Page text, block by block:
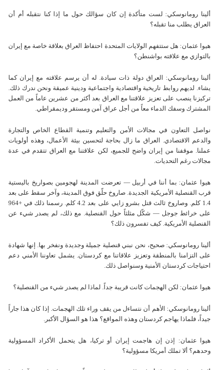
ألينا رومانوسكي: لست متأكدة إن كان سؤالك حول ما إذا كنا نتقبله أم أن
العراق يطلب منا تقبله؟
هيوا عثمان: هل ستتفهم الولايات المتحدة احتفاظ العراق بعلاقة خاصة مع إيران
بالتوازي مع علاقته بواشنطن؟
ألينا رومانوسكي: العراق دولة ذات سيادة. له أن يرسم علاقته مع إيران كما
يشاء. لديهم روابط تاريخية واقتصادية واجتماعية ودينية عميقة ونحن ندرك ذلك.
تركيزنا ينصب على تعزيز علاقتنا مع العراق بعد أكثر من عشرين عاماً من العمل
المشترك وسفك الدماء معاً من أجل عراق آمن ومستقر وديمقراطي.
نواصل التعاون في مجالات الأمن والتعليم وتنمية القطاع الخاص والتجارة
والدعم الاقتصادي. العراق ما زال بحاجة لتحسين بيئة الأعمال، وهذه أولويات
عملنا. موقفنا من إيران واضح للجميع، لكن علاقتنا مع العراق تتقدم في عدة
مجالات رغم التحديات.
هيوا عثمان: بما أننا في أربيل — تعرضت المدينة لهجومين بصواريخ باليستية
قرب القنصلية الأمريكية الجديدة. صاروخ حلّق فوق المدينة، وآخر سقط على بعد
1.4 كلم. وصاروخ ثالث قتل بشرو زايي على بعد 4.2 كلم. رسمنا ذلك في +964
على خرائط جوجل — شكّل مثلثاً حول القنصلية. مع ذلك، لم يصدر شيء عن
القنصلية الأمريكية. كيف تفسرون ذلك؟
ألينا رومانوسكي: صحيح، نحن نبني قنصلية جميلة وجديدة ونفخر بها. إنها شهادة
على التزامنا بالمنطقة وتعزيز علاقاتنا مع كردستان. يشمل تعاوننا الأمني دعم
احتياجات كردستان الأمنية وسنواصل ذلك.
هيوا عثمان: لكن الهجمات كانت قريبة جداً. لماذا لم يصدر شيء من القنصلية؟
ألينا رومانوسكي: الأهم أن نتساءل من يقف وراء تلك الهجمات. إذا كان هذا جاراً
جيداً، فلماذا يهاجم كردستان وهذه المواقع؟ هذا هو السؤال الأكبر.
هيوا عثمان: إذن إن هاجمت إيران أو تركيا، هل يتحمل الأكراد المسؤولية
وحدهم؟ ألا تملك أمريكا مسؤولية؟